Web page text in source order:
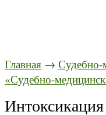
Главная → Судебно-
«Судебно-